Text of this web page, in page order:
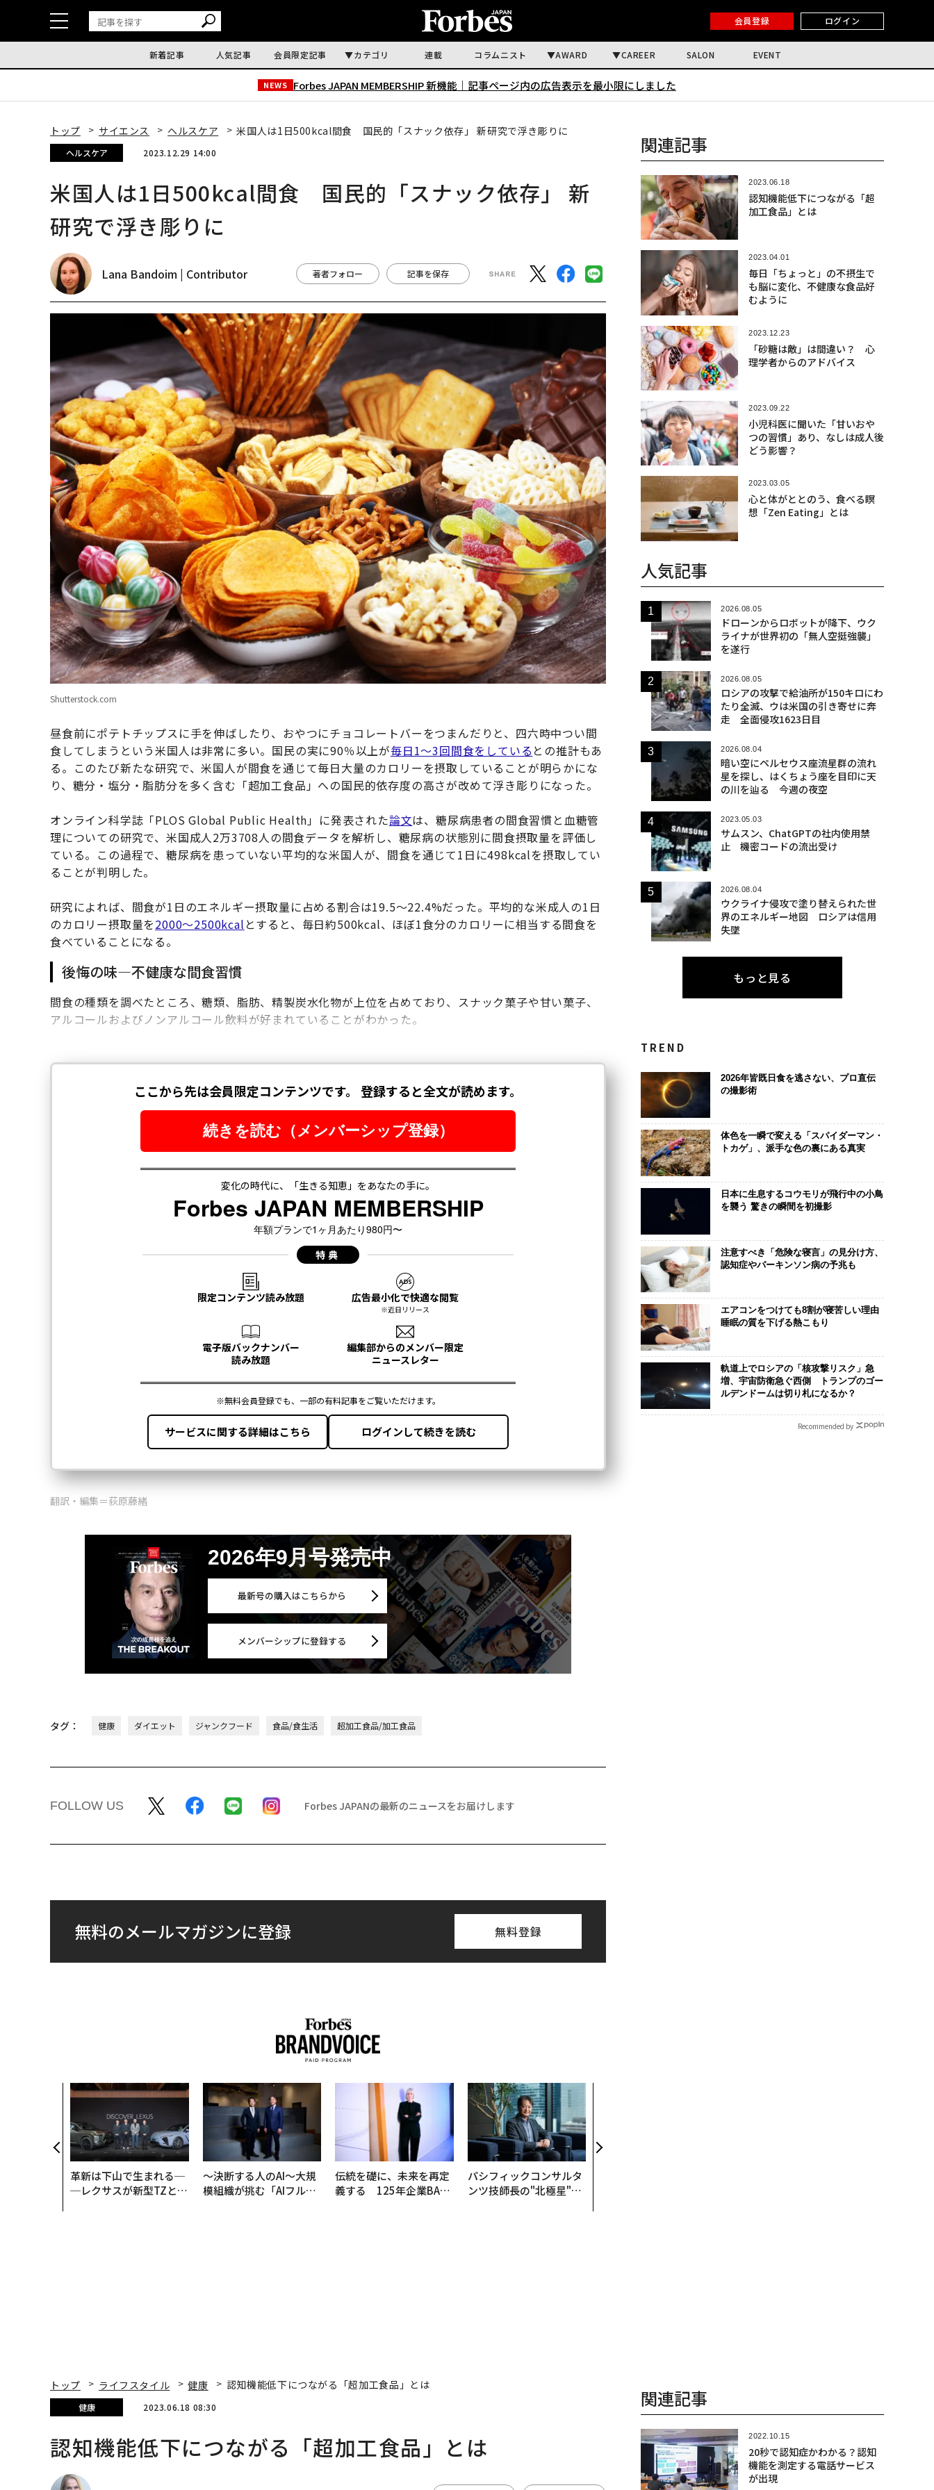
会員登録 ログイン
新着記事 人気記事 会員限定記事 カテゴリ 連載 コラムニスト AWARD CAREER SALON EVENT
NEWS Forbes JAPAN MEMBERSHIP 新機能｜ 記事ページ内の広告表示を最小限にしました
トップ サイエンス ヘルスケア 米国人は1日500kcal間食 国民的「スナック依存」 新研究で浮き彫りに
ヘルスケア 2023.12.29 14:00
米国人は1日500kcal間食 国民的「スナック依存」 新
研究で浮き彫りに
Lana Bandoim | Contributor 著者フォロー 記事を保存
Shutterstock.com
昼食前にポテトチップスに手を伸ばしたり、おやつにチョコレートバーをつまんだりと、四六時中つい間
食してしまうという米国人は非常に多い。国民の実に90％以上が毎日1～3回間食をしている との推計もあ
る。このたび新たな研究で、米国人が間食を通じて毎日大量のカロリーを摂取していることが明らかにな
り、糖分・塩分・脂肪分を多く含む「超加工食品」への国民的依存度の高さが改めて浮き彫りになった。
オンライン科学誌「PLOS Global Public Health」に発表された論文は、糖尿病患者の間食習慣と血糖管
理についての研究で、米国成人2万3708人の間食データを解析し、糖尿病の状態別に間食摂取量を評価し
ている。この過程で、糖尿病を患っていない平均的な米国人が、間食を通じて1日に498kcalを摂取してい
ることが判明した。
研究によれば、間食が1日のエネルギー摂取量に占める割合は19.5～22.4%だった。平均的な米成人の1日
のカロリー摂取量を2000～2500kcal とすると、毎日約500kcal、ほぼ1食分のカロリーに相当する間食を
食べていることになる。
後悔の味―不健康な間食習慣
間食の種類を調べたところ、糖類、脂肪、精製炭水化物が上位を占めており、スナック菓子や甘い菓子、
アルコールおよびノンアルコール飲料が好まれていることがわかった。
翻訳・編集＝荻原藤緒
2026年9月号発売中
最新号の購入はこちらから
メンバーシップに登録する
タグ： 健康 ダイエット ジャンクフード 食品/食生活 超加工食品/加工食品
FOLLOW US Forbes JAPANの最新のニュースをお届けします
無料のメールマガジンに登録 無料登録
革新は下山で生まれる─
─レクサスが新型TZとE
〜決断する人のAI〜大規
模組織が挑む「AIフル実
伝統を礎に、未来を再定
義する 125年企業BAT
パシフィックコンサルタ
ンツ技師長の"北極星"。
×PwC】
関連記事
2023.06.18
認知機能低下につながる「超
加工食品」とは
2023.04.01
毎日「ちょっと」の不摂生で
も脳に変化、不健康な食品好
むように
2023.12.23
「砂糖は敵」は間違い？ 心
理学者からのアドバイス
2023.09.22
小児科医に聞いた「甘いおや
つの習慣」あり、なしは成人後
どう影響？
2023.03.05
心と体がととのう、食べる瞑
想「Zen Eating」とは
人気記事
2026.08.05
ドローンからロボットが降下、ウク
ライナが世界初の「無人空挺強襲」
を遂行
2026.08.05
ロシアの攻撃で給油所が150キロにわ
たり全滅、ウは米国の引き寄せに奔
走 全面侵攻1623日目
2026.08.04
暗い空にペルセウス座流星群の流れ
星を探し、はくちょう座を目印に天
の川を辿る 今週の夜空
2023.05.03
サムスン、ChatGPTの社内使用禁
止 機密コードの流出受け
2026.08.04
ウクライナ侵攻で塗り替えられた世
界のエネルギー地図 ロシアは信用
失墜
もっと見る
TREND
2026年皆既日食を逃さない、プロ直伝
の撮影術
体色を一瞬で変える「スパイダーマン・
トカゲ」、派手な色の裏にある真実
日本に生息するコウモリが飛行中の小鳥
を襲う 驚きの瞬間を初撮影
注意すべき「危険な寝言」の見分け方、
認知症やパーキンソン病の予兆も
エアコンをつけても8割が寝苦しい理由
睡眠の質を下げる熱こもり
軌道上でロシアの「核攻撃リスク」急
増、宇宙防衛急ぐ西側 トランプのゴー
ルデンドームは切り札になるか？
Recommended by
トップ ライフスタイル 健康 認知機能低下につながる「超加工食品」とは
健康 2023.06.18 08:30
認知機能低下につながる「超加工食品」とは
関連記事
2022.10.15
20秒で認知症かわかる？認知
機能を測定する電話サービス
が出現